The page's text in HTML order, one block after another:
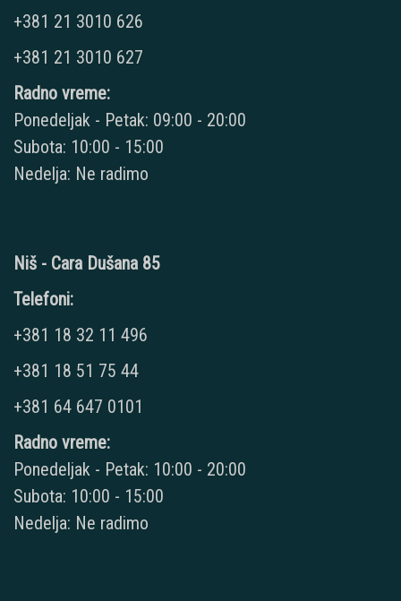
+381 21 3010 626
+381 21 3010 627
Radno vreme:
Ponedeljak - Petak: 09:00 - 20:00
Subota: 10:00 - 15:00
Nedelja: Ne radimo
Niš - Cara Dušana 85
Telefoni:
+381 18 32 11 496
+381 18 51 75 44
+381 64 647 0101
Radno vreme:
Ponedeljak - Petak: 10:00 - 20:00
Subota: 10:00 - 15:00
Nedelja: Ne radimo